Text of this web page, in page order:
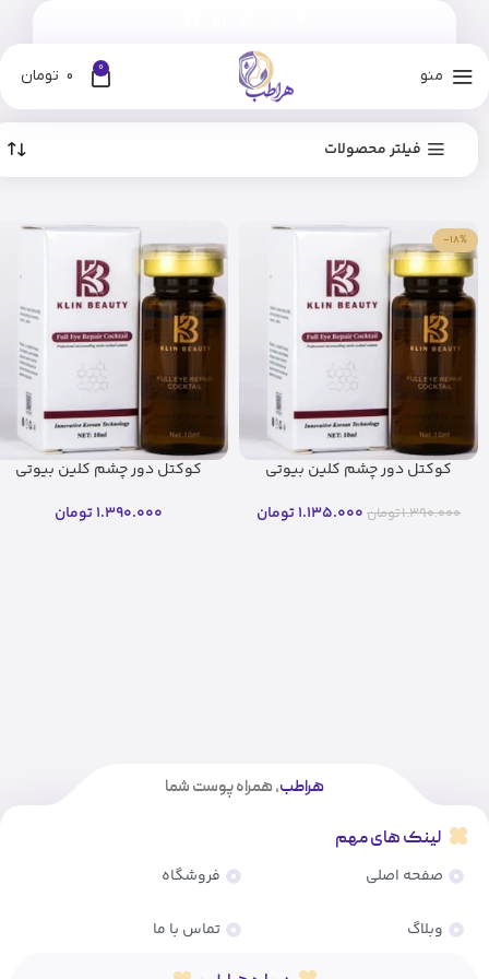
منو 0
0 تومان
فیلتر محصولات
-18%
کوکتل دور چشم کلین بیوتی
1.390.000تومان 1.135.000تومان
کوکتل دور چشم کلین بیوتی
1.390.000تومان
هراطب، همراه پوست شما
لینک های مهم
صفحه اصلی
وبلاگ
فروشگاه
تماس با ما